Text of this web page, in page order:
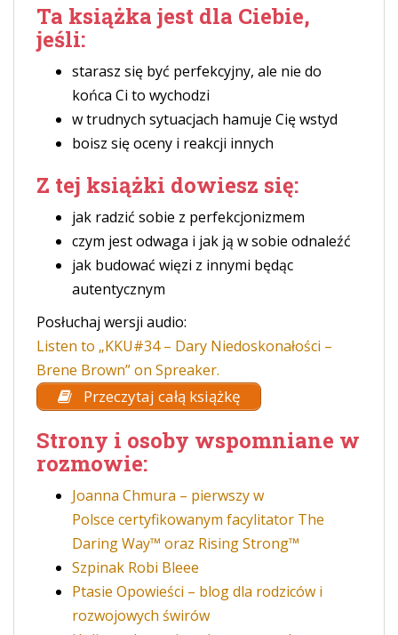
Ta książka jest dla Ciebie,
jeśli:
starasz się być perfekcyjny, ale nie do
końca Ci to wychodzi
w trudnych sytuacjach hamuje Cię wstyd
boisz się oceny i reakcji innych
Z tej książki dowiesz się:
jak radzić sobie z perfekcjonizmem
czym jest odwaga i jak ją w sobie odnaleźć
jak budować więzi z innymi będąc
autentycznym
Posłuchaj wersji audio:
Listen to „KKU#34 – Dary Niedoskonałości –
Brene Brown” on Spreaker.
Przeczytaj całą książkę
Strony i osoby wspomniane w
rozmowie:
Joanna Chmura – pierwszy w
Polsce certyfikowanym facylitator The
Daring Way™ oraz Rising Strong™
Szpinak Robi Bleee
Ptasie Opowieści – blog dla rodziców i
rozwojowych świrów